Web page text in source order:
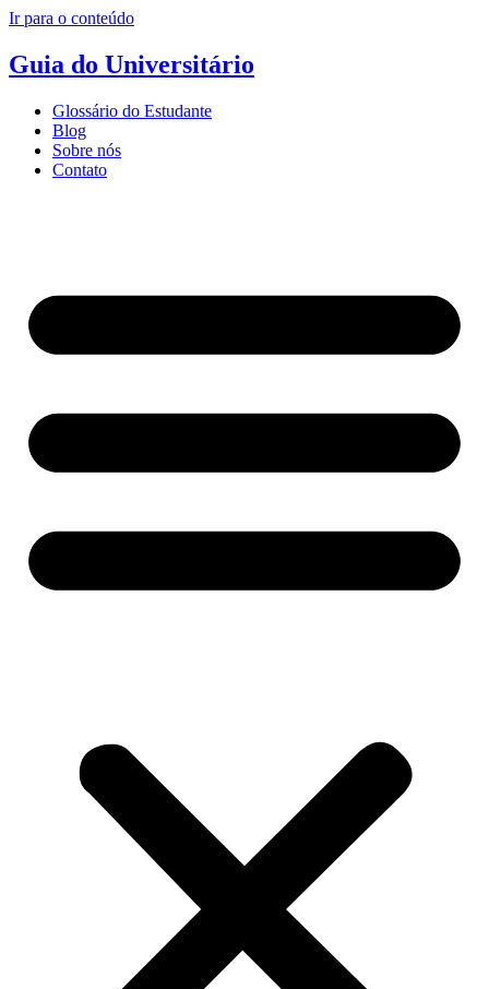
Ir para o conteúdo
Guia do Universitário
Glossário do Estudante
Blog
Sobre nós
Contato